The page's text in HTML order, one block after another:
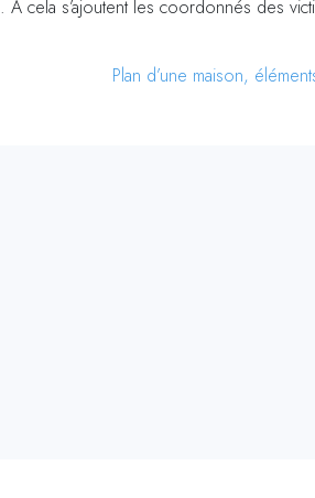
cela s’ajoutent les coordonnés des
Plan d’une maison,